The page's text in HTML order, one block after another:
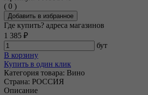
( 0 )
Добавить в избранное
Где купить? адреса магазинов
1 385 ₽
бут
В корзину
Купить в один клик
Категория товара: Вино
Страна: РОССИЯ
Описание